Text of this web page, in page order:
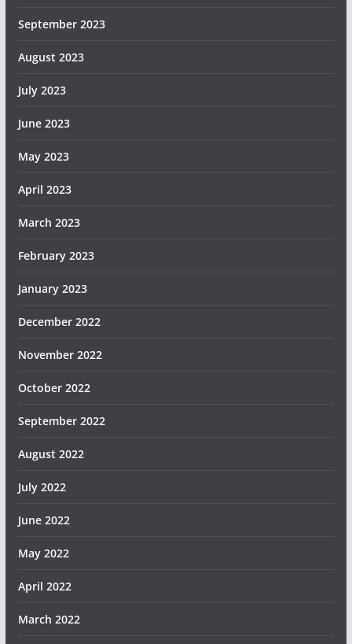
September 2023
August 2023
July 2023
June 2023
May 2023
April 2023
March 2023
February 2023
January 2023
December 2022
November 2022
October 2022
September 2022
August 2022
July 2022
June 2022
May 2022
April 2022
March 2022